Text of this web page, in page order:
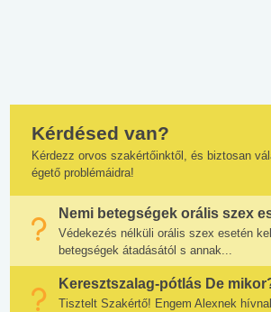
Kérdésed van?
Kérdezz orvos szakértőinktől, és biztosan
égető problémáidra!
Nemi betegségek orális szex
Védekezés nélküli orális szex esetén
betegségek átadásától s annak...
Keresztszalag-pótlás De
Tisztelt Szakértő! Engem Alexnek